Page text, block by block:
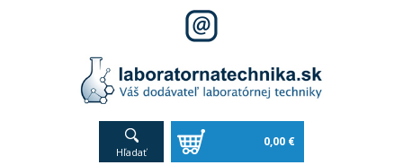
Hľadať
0,00 €